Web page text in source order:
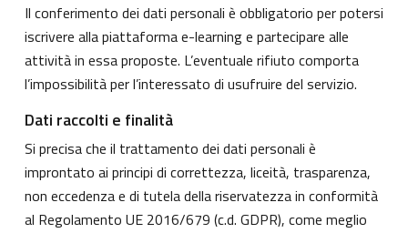
Il conferimento dei dati personali è obbligatorio per potersi
iscrivere alla piattaforma e-learning e partecipare alle
attività in essa proposte. L’eventuale rifiuto comporta
l’impossibilità per l’interessato di usufruire del servizio.
Dati raccolti e finalità
Si precisa che il trattamento dei dati personali è
improntato ai principi di correttezza, liceità, trasparenza,
non eccedenza e di tutela della riservatezza in conformità
al Regolamento UE 2016/679 (c.d. GDPR), come meglio